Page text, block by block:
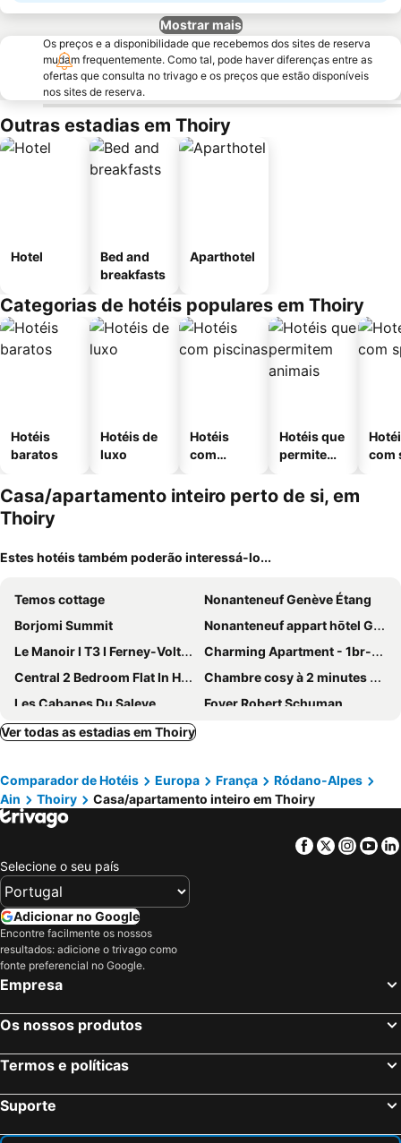
Mostrar mais
Os preços e a disponibilidade que recebemos dos sites de reserva
mudam frequentemente. Como tal, pode haver diferenças entre as
ofertas que consulta no trivago e os preços que estão disponíveis
nos sites de reserva.
Outras estadias em Thoiry
Hotel
Bed and
breakfasts
Aparthotel
Categorias de hotéis populares em Thoiry
Hotéis
baratos
Hotéis de
luxo
Hotéis
com
Hotéis que
permitem
com
Casa/apartamento inteiro perto de si, em
Thoiry
Estes hotéis também poderão interessá-lo...
Temos cottage
Nonanteneuf Genève Étang
Borjomi Summit
Nonanteneuf appart hōtel Genève Étang - Airport - contactless check-in
Le Manoir I T3 I Ferney-Voltaire
Charming Apartment - 1br-4p- Geneva
Central 2 Bedroom Flat In Heart Of Eaux-vives
Chambre cosy à 2 minutes du lac
Les Cabanes Du Saleve
Foyer Robert Schuman
Résidence Vacancéole Les Monts Jura
Studio au cœur de Genève
Appartement spacieux à 15 minutes du jet d'eau
Appartement Au Calme Avec Balcon Proche Geneve
Chez Carole I Studio I Annemasse
Ver todas as estadias em Thoiry
Comparador de Hotéis Europa França
Ródano-Alpes
Ain
Thoiry Casa/apartamento inteiro em Thoiry
Facebook
Twitter
Selecione o seu país
Adicionar no Google
Encontre facilmente os nossos
resultados: adicione o trivago como
fonte preferencial no Google.
Empresa
Os nossos produtos
Termos e políticas
Suporte